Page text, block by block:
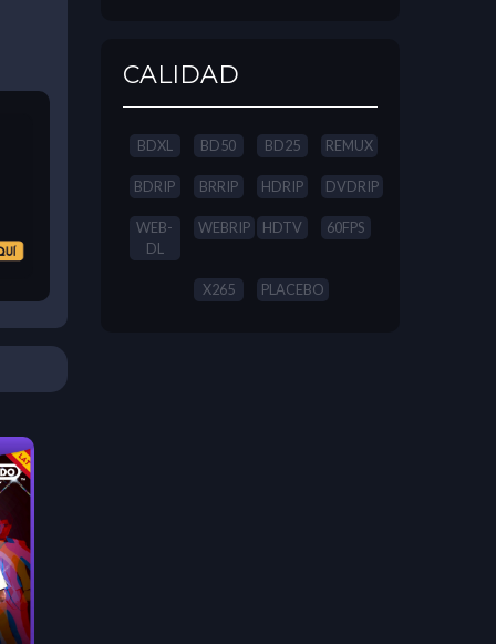
CALIDAD
BDXL BD50 BD25 REMUX
BDRIP BRRIP HDRIP DVDRIP
WEB-
DL
WEBRIP HDTV 60FPS
X265 PLACEBO